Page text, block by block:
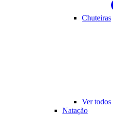
Chuteiras
Ver todos
Natação